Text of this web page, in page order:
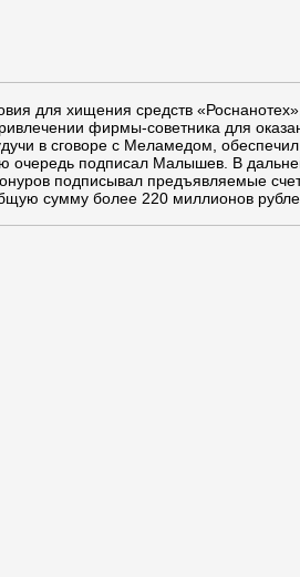
для хищения средств
фирмы-советника для
в сговоре с Меламедом,
очередь подписал Малышев. В
подписывал предъявляемые
сумму более 220 миллионов